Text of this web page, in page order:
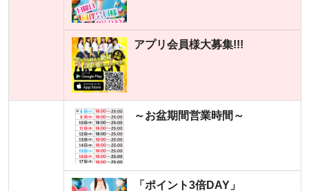
アプリ会員様大募集!!!
～お盆期間営業時間～
「ポイント3倍DAY」